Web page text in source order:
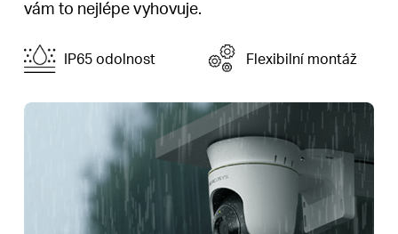
vám to nejlépe vyhovuje.
IP65 odolnost Flexibilní montáž